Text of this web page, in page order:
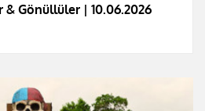
Gönüllüler | 10.06.2026